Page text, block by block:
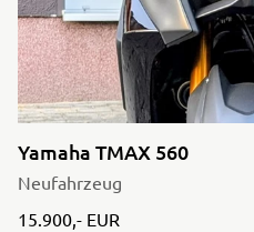
Yamaha TMAX 560
Neufahrzeug
15.900,- EUR